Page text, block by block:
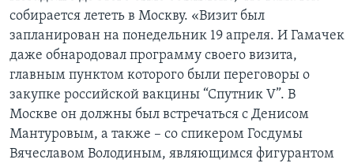
собирается лететь в Москву. «Визит был
запланирован на понедельник 19 апреля. И Гамачек
даже обнародовал программу своего визита,
главным пунктом которого были переговоры о
закупке российской вакцины “Спутник V”. В
Москве он должны был встречаться с Денисом
Мантуровым, а также – со спикером Госдумы
Вячеславом Володиным, являющимся фигурантом